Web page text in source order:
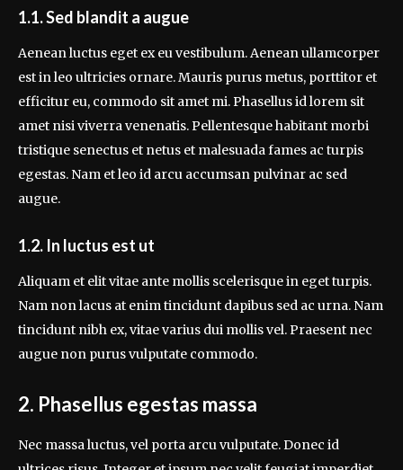
1.1. Sed blandit a augue
Aenean luctus eget ex eu vestibulum. Aenean ullamcorper
est in leo ultricies ornare. Mauris purus metus, porttitor et
efficitur eu, commodo sit amet mi. Phasellus id lorem sit
amet nisi viverra venenatis. Pellentesque habitant morbi
tristique senectus et netus et malesuada fames ac turpis
egestas. Nam et leo id arcu accumsan pulvinar ac sed
augue.
1.2. In luctus est ut
Aliquam et elit vitae ante mollis scelerisque in eget turpis.
Nam non lacus at enim tincidunt dapibus sed ac urna. Nam
tincidunt nibh ex, vitae varius dui mollis vel. Praesent nec
augue non purus vulputate commodo.
2. Phasellus egestas massa
Nec massa luctus, vel porta arcu vulputate. Donec id